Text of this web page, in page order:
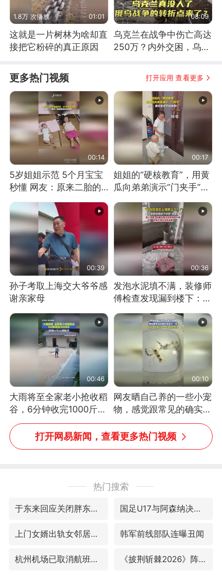
1.8万 次播放 01:01
这就是一片树林为啥却直
接把它粉碎的真正原因
08:09
乌克兰在战争中伤亡高达
250万？内外交困，乌克
更多热门视频 打开应用 查看更多
00:14
5岁姐姐示范 5个月宝宝
秒懂 网友：原来二胎的
00:17
姐姐的“硬核教育”，用黄
瓜向弟弟演示“门夹手”，
教！
00:39
孙子考取上海交大爷爷感
谢亲家母
00:36
发泡水泥填不满，装修师
傅检查发现漏到楼下：出
00:46
大雨将至全家老小抢收稻
谷，6分钟收完1000斤，
没有一个人掉链子
00:10
网友晒自己养的一些小宠
物，感觉跟常见的确实有
些不一样
打开网易新闻，查看更多热门视频
热门搜索
于东来回应关闭胖东来生活广场店 国足U17与阿森纳决赛取消 并列冠军
上门女婿出轨女邻居多年被判重婚罪 韩军前线部队连曝丑闻
杭州机场已取消航班388架次 《披荆斩棘2026》阵容官宣